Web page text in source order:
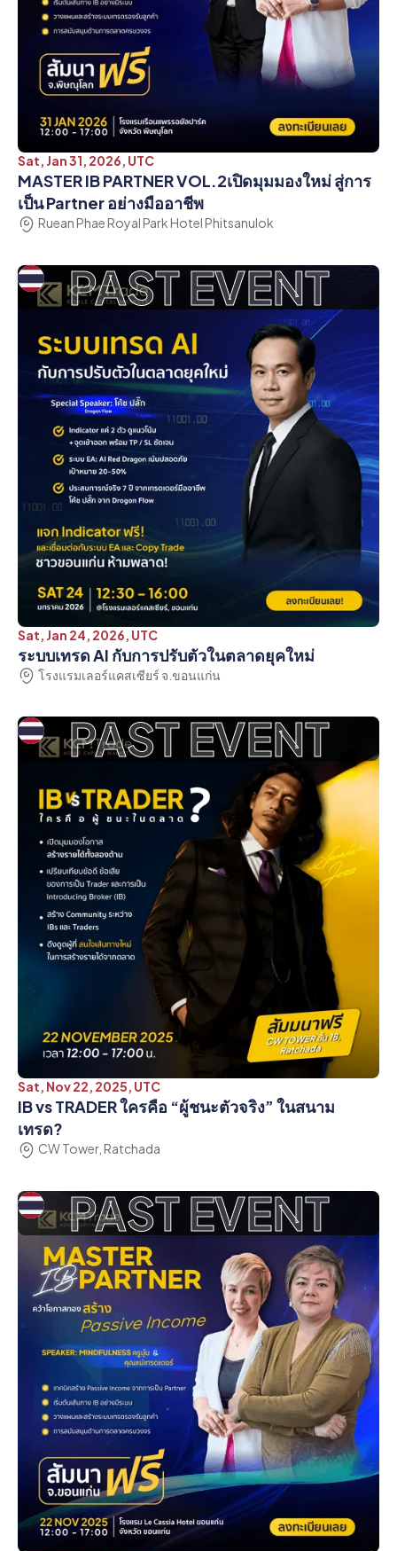
Sat, Jan 31, 2026, UTC
MASTER IB PARTNER VOL.2เปิดมุมมองใหม่ สู่การ
เป็น Partner อย่างมืออาชีพ
Ruean Phae Royal Park Hotel Phitsanulok
PAST EVENT
Sat, Jan 24, 2026, UTC
ระบบเทรด AI กับการปรับตัวในตลาดยุคใหม่
โรงแรมเลอร์แคสเซียร์ จ.ขอนแก่น
PAST EVENT
Sat, Nov 22, 2025, UTC
IB vs TRADER ใครคือ “ผู้ชนะตัวจริง” ในสนาม
เทรด?
CW Tower, Ratchada
PAST EVENT